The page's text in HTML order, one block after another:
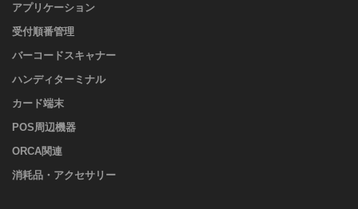
アプリケーション
受付順番管理
バーコードスキャナー
ハンディターミナル
カード端末
POS周辺機器
ORCA関連
消耗品・アクセサリー